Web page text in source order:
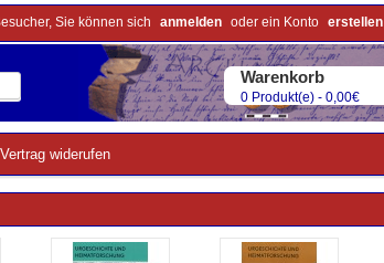
Sie können sich anmelden oder ein Konto erstellen
Warenkorb
0 Produkt(e) - 0,00€
Vertrag widerufen